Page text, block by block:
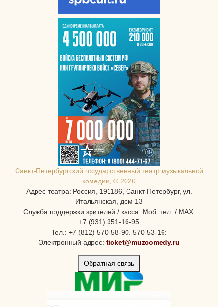
Санкт-Петербургcкий государственный театр музыкальной
комедии, © 2026
Адрес театра: Россия, 191186, Санкт-Петербург, ул.
Итальянская, дом 13
Служба поддержки зрителей / касса: Моб. тел. / MAX:
+7 (931) 351-16-95
Тел.: +7 (812) 570-58-90, 570-53-16:
Электронный адрес: ticket@muzcomedy.ru
Обратная связь